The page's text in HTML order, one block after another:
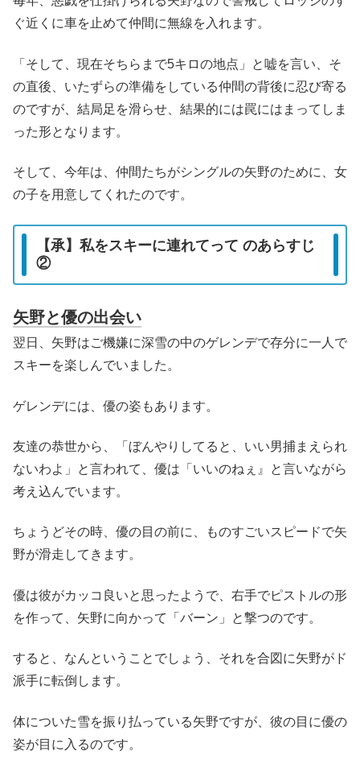
ぐ近くに車を止めて仲間に無線を入れます。
「そして、現在そちらまで5キロの地点」と嘘を言い、そ
の直後、いたずらの準備をしている仲間の背後に忍び寄る
のですが、結局足を滑らせ、結果的には罠にはまってしま
った形となります。
そして、今年は、仲間たちがシングルの矢野のために、女
の子を用意してくれたのです。
【承】私をスキーに連れてって のあらすじ
②
矢野と優の出会い
翌日、矢野はご機嫌に深雪の中のゲレンデで存分に一人で
スキーを楽しんでいました。
ゲレンデには、優の姿もあります。
友達の恭世から、「ぼんやりしてると、いい男捕まえられ
ないわよ」と言われて、優は「いいのねぇ』と言いながら
考え込んでいます。
ちょうどその時、優の目の前に、ものすごいスピードで矢
野が滑走してきます。
優は彼がカッコ良いと思ったようで、右手でピストルの形
を作って、矢野に向かって「バーン」と撃つのです。
すると、なんということでしょう、それを合図に矢野がド
派手に転倒します。
体についた雪を振り払っている矢野ですが、彼の目に優の
姿が目に入るのです。